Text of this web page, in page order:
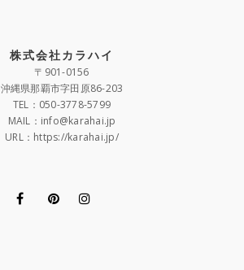
株式会社カラハイ
〒901-0156
沖縄県那覇市字田原86-203
TEL：050-3778-5799
MAIL：info@karahai.jp
URL：https://karahai.jp/